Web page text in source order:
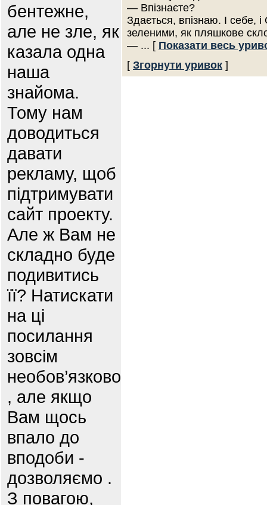
бентежне,
але не зле, як
казала одна
наша
знайома.
Тому нам
доводиться
давати
рекламу, щоб
підтримувати
сайт проекту.
Але ж Вам не
складно буде
подивитись
її? Натискати
на ці
посилання
зовсім
необов’язково
, але якщо
Вам щось
впало до
вподоби -
дозволяємо .
З повагою,
— Впізнаєте?
Здається, впізнаю. І себе, і
зеленими, як пляшкове
— ... [ Показати весь
[ Згорнути уривок ]